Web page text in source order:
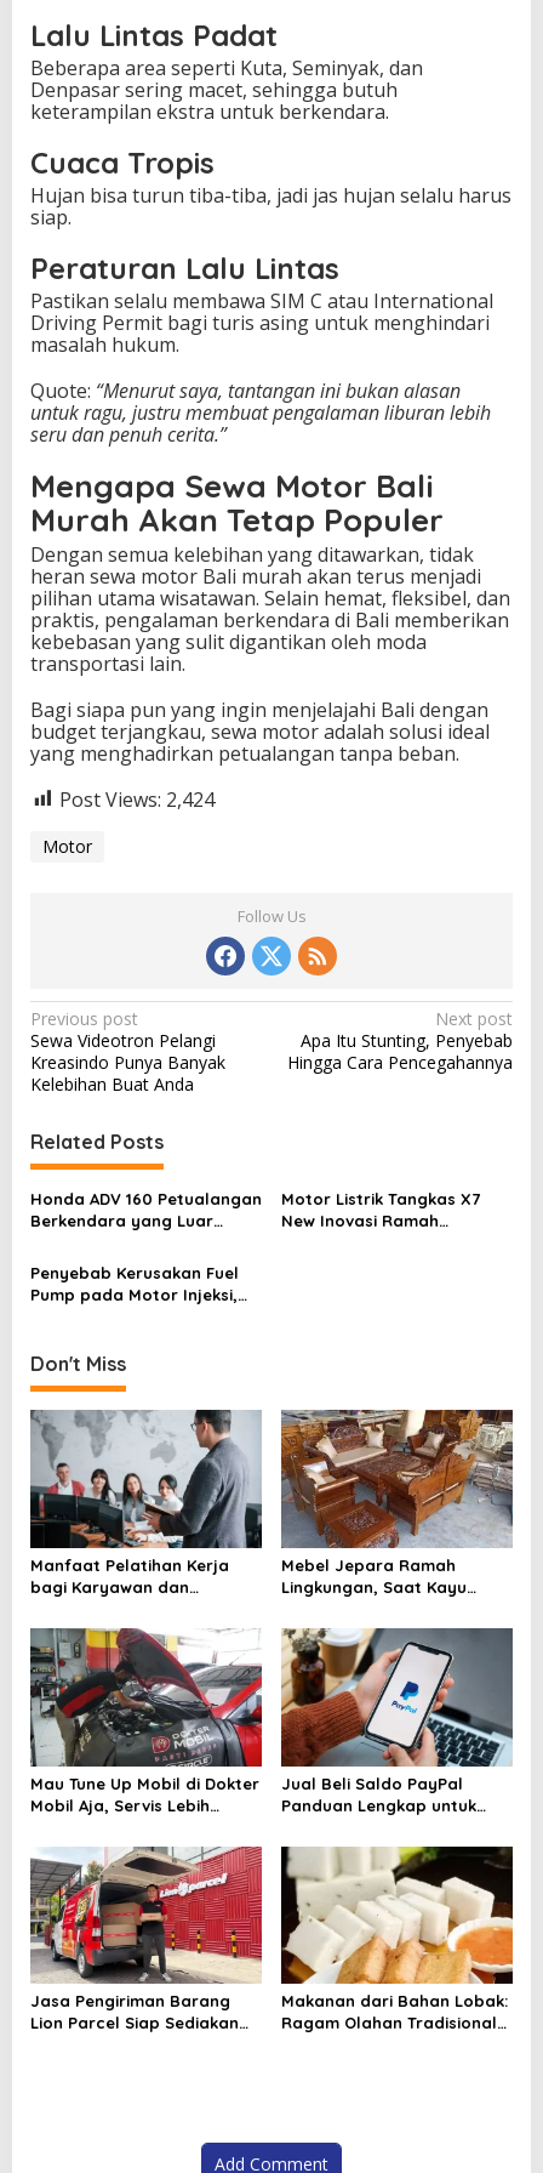
Lalu Lintas Padat
Beberapa area seperti Kuta, Seminyak, dan
Denpasar sering macet, sehingga butuh
keterampilan ekstra untuk berkendara.
Cuaca Tropis
Hujan bisa turun tiba-tiba, jadi jas hujan selalu harus
siap.
Peraturan Lalu Lintas
Pastikan selalu membawa SIM C atau International
Driving Permit bagi turis asing untuk menghindari
masalah hukum.
Quote: “Menurut saya, tantangan ini bukan alasan
untuk ragu, justru membuat pengalaman liburan lebih
seru dan penuh cerita.”
Mengapa Sewa Motor Bali
Murah Akan Tetap Populer
Dengan semua kelebihan yang ditawarkan, tidak
heran sewa motor Bali murah akan terus menjadi
pilihan utama wisatawan. Selain hemat, fleksibel, dan
praktis, pengalaman berkendara di Bali memberikan
kebebasan yang sulit digantikan oleh moda
transportasi lain.
Bagi siapa pun yang ingin menjelajahi Bali dengan
budget terjangkau, sewa motor adalah solusi ideal
yang menghadirkan petualangan tanpa beban.
Post Views: 2,424
Motor
Follow Us
P
o
s
t
n
a
v
i
g
t
i
o
Previous post
Sewa Videotron Pelangi
Kreasindo Punya Banyak
Kelebihan Buat Anda
Next post
Apa Itu Stunting, Penyebab
Hingga Cara Pencegahannya
Related Posts
Honda ADV 160 Petualangan
Berkendara yang Luar
Motor Listrik Tangkas X7
New Inovasi Ramah
Penyebab Kerusakan Fuel
Pump pada Motor Injeksi,
Don't Miss
Manfaat Pelatihan Kerja
bagi Karyawan dan
Diremehkan
Mebel Jepara Ramah
Lingkungan, Saat Kayu
Wajah Industri Furnitur
Mau Tune Up Mobil di Dokter
Mobil Aja, Servis Lebih
Jual Beli Saldo PayPal
Panduan Lengkap untuk
Digital
Jasa Pengiriman Barang
Lion Parcel Siap Sediakan
Makanan dari Bahan Lobak:
Ragam Olahan Tradisional
Add Comment